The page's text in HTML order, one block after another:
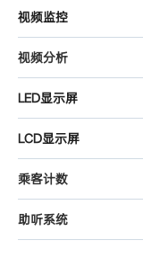
视频监控
视频分析
LED显示屏
LCD显示屏
乘客计数
助听系统